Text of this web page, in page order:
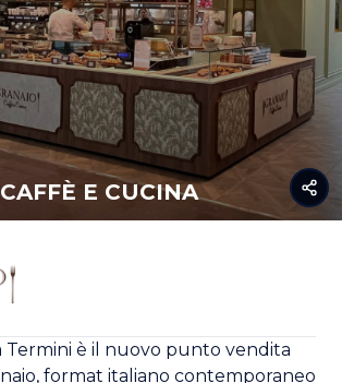
E CUCINA
Termini è il nuovo punto vendita
format italiano contemporaneo